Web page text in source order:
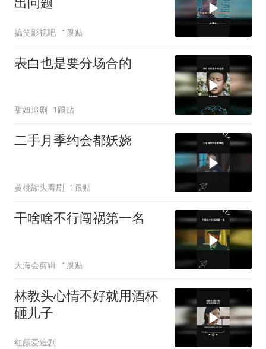
搞笑影视吧 1跟贴
表白也是要分场合的
甜妞追剧 1跟贴
二手月季约会都妖娆
黄桃罐头看剧 1跟贴
干啥啥不行闯祸第一名
大海会剪辑 1跟贴
林教头心情不好就用酒杯
砸儿子
红颜爱追剧